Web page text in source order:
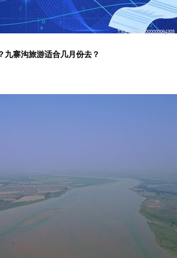
九寨沟旅游适合几月份去？